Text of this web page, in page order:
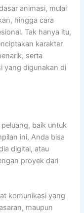
animasi, mulai
hingga cara
Tak hanya itu,
karakter
serta
yang digunakan di
baik untuk
ini, Anda bisa
digital, atau
proyek dari
komunikasi yang
maupun